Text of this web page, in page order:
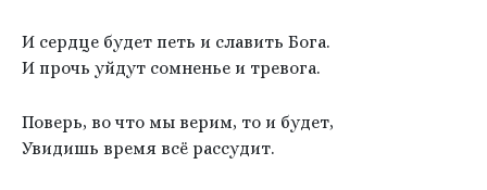
И сердце будет петь и славить Бога.
И прочь уйдут сомненье и тревога.
Поверь, во что мы верим, то и будет,
Увидишь время всё рассудит.